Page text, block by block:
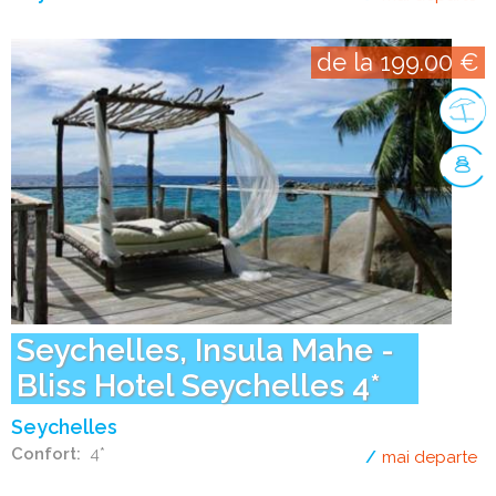
Seychelles, Insula Mahe -
Bliss Hotel Seychelles 4*
Seychelles
Confort 4*
de la 199.00 €
mai departe